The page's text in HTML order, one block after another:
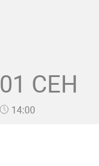
01 СЕН
14:00